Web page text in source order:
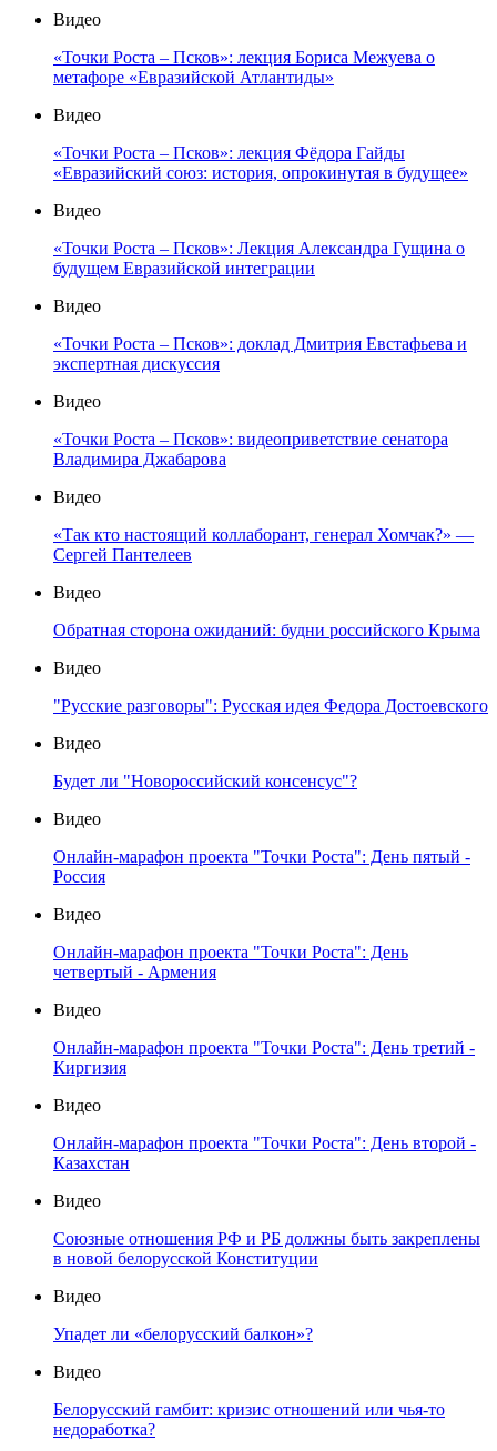
Видео
«Точки Роста – Псков»: лекция Бориса Межуева о
метафоре «Евразийской Атлантиды»
Видео
«Точки Роста – Псков»: лекция Фёдора Гайды
«Евразийский союз: история, опрокинутая в будущее»
Видео
«Точки Роста – Псков»: Лекция Александра Гущина о
будущем Евразийской интеграции
Видео
«Точки Роста – Псков»: доклад Дмитрия Евстафьева и
экспертная дискуссия
Видео
«Точки Роста – Псков»: видеоприветствие сенатора
Владимира Джабарова
Видео
«Так кто настоящий коллаборант, генерал Хомчак?» —
Сергей Пантелеев
Видео
Обратная сторона ожиданий: будни российского Крыма
Видео
"Русские разговоры": Русская идея Федора Достоевского
Видео
Будет ли "Новороссийский консенсус"?
Видео
Онлайн-марафон проекта "Точки Роста": День пятый -
Россия
Видео
Онлайн-марафон проекта "Точки Роста": День
четвертый - Армения
Видео
Онлайн-марафон проекта "Точки Роста": День третий -
Киргизия
Видео
Онлайн-марафон проекта "Точки Роста": День второй -
Казахстан
Видео
Союзные отношения РФ и РБ должны быть закреплены
в новой белорусской Конституции
Видео
Упадет ли «белорусский балкон»?
Видео
Белорусский гамбит: кризис отношений или чья-то
недоработка?